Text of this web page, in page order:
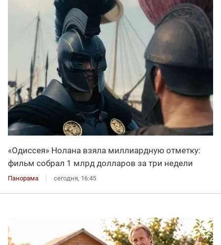
«Одиссея» Нолана взяла миллиардную отметку:
фильм собрал 1 млрд долларов за три недели
Панорама сегодня, 16:45